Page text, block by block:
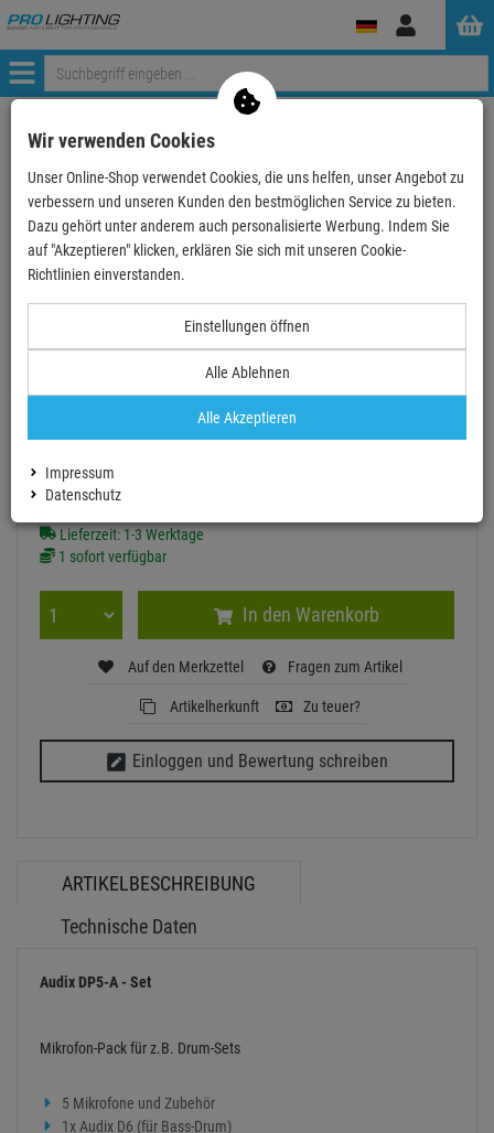
Anmelden
Menü
Weiter einkaufen ProLighting
- 24 %
Audix DP5-A - Set
AUDIX36.02.19
Finanzierung ab12,64 EUR/ Monat
UVP:922,25€2
Lieferzeit: 1-3 Werktage
1 sofort verfügbar
In den Warenkorb
Auf den Merkzettel Fragen zum Artikel
Artikelherkunft Zu teuer?
Einloggen und Bewertung schreiben
ARTIKELBESCHREIBUNG
Technische Daten
Audix DP5-A - Set
Mikrofon-Pack für z.B. Drum-Sets
5 Mikrofone und Zubehör
1x Audix D6 (für Bass-Drum)
Wir verwenden Cookies
Unser Online-Shop verwendet Cookies, die uns helfen, unser Angebot zu
verbessern und unseren Kunden den bestmöglichen Service zu bieten.
Dazu gehört unter anderem auch personalisierte Werbung. Indem Sie
auf "Akzeptieren" klicken, erklären Sie sich mit unseren Cookie-
Richtlinien einverstanden.
Einstellungen öffnen
Alle Ablehnen
Alle Akzeptieren
Impressum
Datenschutz